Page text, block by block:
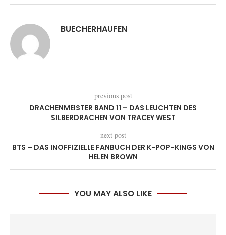
BUECHERHAUFEN
previous post
DRACHENMEISTER BAND 11 – DAS LEUCHTEN DES
SILBERDRACHEN VON TRACEY WEST
next post
BTS – DAS INOFFIZIELLE FANBUCH DER K-POP-KINGS VON
HELEN BROWN
YOU MAY ALSO LIKE